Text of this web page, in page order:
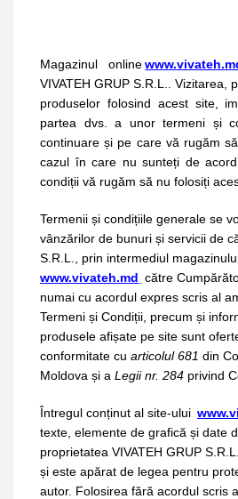
Magazinul online
VIVATEH GRUP S.R.L.. Vizitarea,
produselor folosind acest site,
partea dvs. a unor termeni și
continuare și pe care vă rugăm
cazul în care nu sunteți de
condiții vă rugăm să nu folosiți
Termenii și condițiile generale se
vânzărilor de bunuri și servicii de
S.R.L.
, prin intermediul
www.vivateh.md către
numai cu acordul expres scris al
Termeni și Condiții, precum și
produsele afișate pe site sunt
conformitate cu articolul 681 din
Moldova și a Legii nr. 284 privind
Întregul conținut al site-ului
texte, elemente de grafică și date
proprietatea VIVATEH GRUP S.R.L.
și este apărat de legea pentru
autor. Folosirea fără acordul scris